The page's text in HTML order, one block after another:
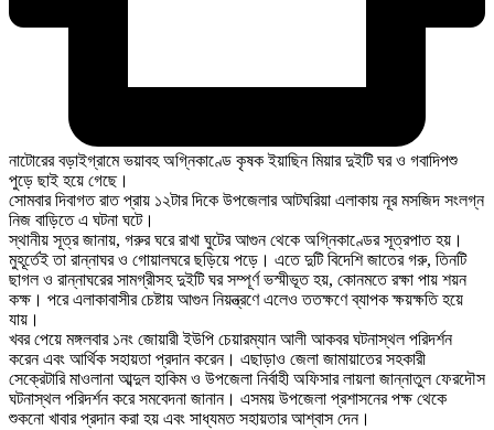
নাটোরের বড়াইগ্রামে ভয়াবহ অগ্নিকাণ্ডে কৃষক ইয়াছিন মিয়ার দুইটি ঘর ও গবাদিপশু
পুড়ে ছাই হয়ে গেছে।
সোমবার দিবাগত রাত প্রায় ১২টার দিকে উপজেলার আটঘরিয়া এলাকায় নূর মসজিদ সংলগ্ন
নিজ বাড়িতে এ ঘটনা ঘটে।
স্থানীয় সূত্র জানায়, গরুর ঘরে রাখা ঘুটের আগুন থেকে অগ্নিকাণ্ডের সূত্রপাত হয়।
মুহূর্তেই তা রান্নাঘর ও গোয়ালঘরে ছড়িয়ে পড়ে। এতে দুটি বিদেশি জাতের গরু, তিনটি
ছাগল ও রান্নাঘরের সামগ্রীসহ দুইটি ঘর সম্পূর্ণ ভস্মীভূত হয়, কোনমতে রক্ষা পায় শয়ন
কক্ষ। পরে এলাকাবাসীর চেষ্টায় আগুন নিয়ন্ত্রণে এলেও ততক্ষণে ব্যাপক ক্ষয়ক্ষতি হয়ে
যায়।
খবর পেয়ে মঙ্গলবার ১নং জোয়ারী ইউপি চেয়ারম্যান আলী আকবর ঘটনাস্থল পরিদর্শন
করেন এবং আর্থিক সহায়তা প্রদান করেন। এছাড়াও জেলা জামায়াতের সহকারী
সেক্রেটারি মাওলানা আব্দুল হাকিম ও উপজেলা নির্বাহী অফিসার লায়লা জান্নাতুল ফেরদৌস
ঘটনাস্থল পরিদর্শন করে সমবেদনা জানান। এসময় উপজেলা প্রশাসনের পক্ষ থেকে
শুকনো খাবার প্রদান করা হয় এবং সাধ্যমত সহায়তার আশ্বাস দেন।